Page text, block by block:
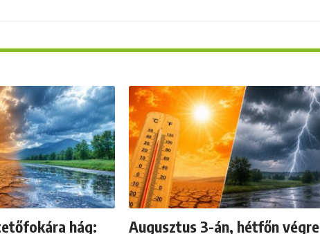
hág: Augusztus 3-án, hétfőn végre